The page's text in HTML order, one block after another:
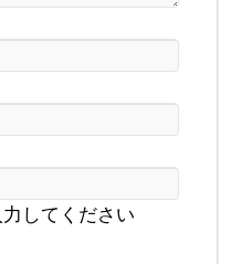
してください